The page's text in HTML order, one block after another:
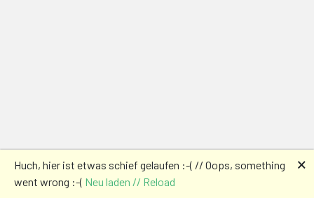
Huch, hier ist etwas schief gelaufen :-( // Oops, something
went wrong :-( Neu laden // Reload
🗙